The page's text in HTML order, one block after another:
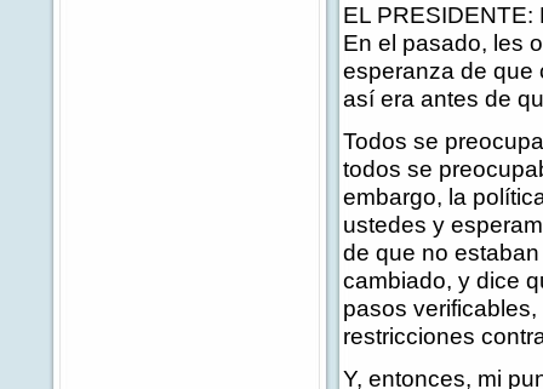
EL
En el pasado, les
esperanza de que
así era antes de
Todos se
todos se
embargo, la
ustedes y
de que no
cambiado, y dice
pasos
restricciones
Y, entonces, mi